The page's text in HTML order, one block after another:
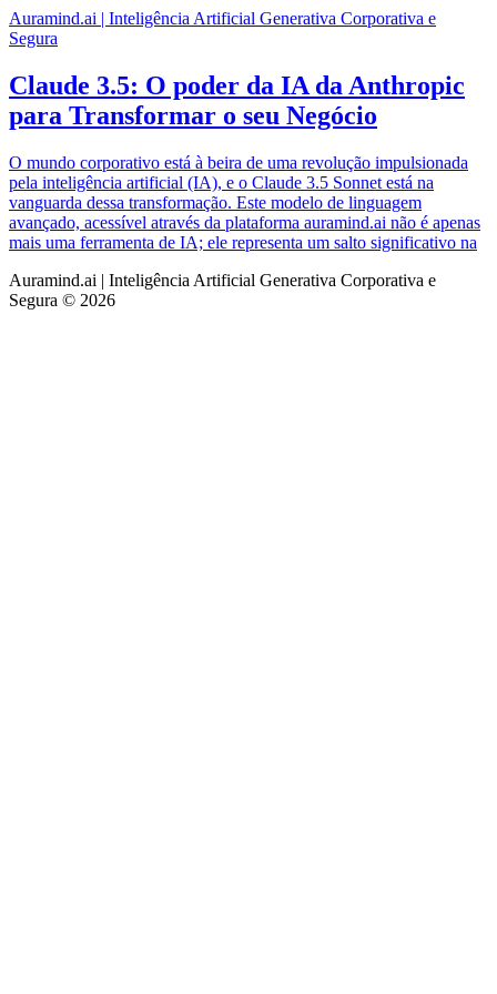
Auramind.ai | Inteligência Artificial Generativa Corporativa e
Segura
Claude 3.5: O poder da IA da Anthropic
para Transformar o seu Negócio
O mundo corporativo está à beira de uma revolução impulsionada
pela inteligência artificial (IA), e o Claude 3.5 Sonnet está na
vanguarda dessa transformação. Este modelo de linguagem
avançado, acessível através da plataforma auramind.ai não é apenas
mais uma ferramenta de IA; ele representa um salto significativo na
Auramind.ai | Inteligência Artificial Generativa Corporativa e
Segura © 2026